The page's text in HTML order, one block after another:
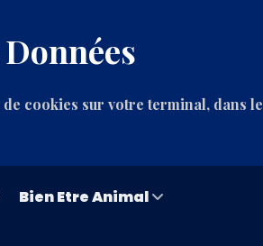
Bien Etre Animal
cookies sur votre terminal, dans le